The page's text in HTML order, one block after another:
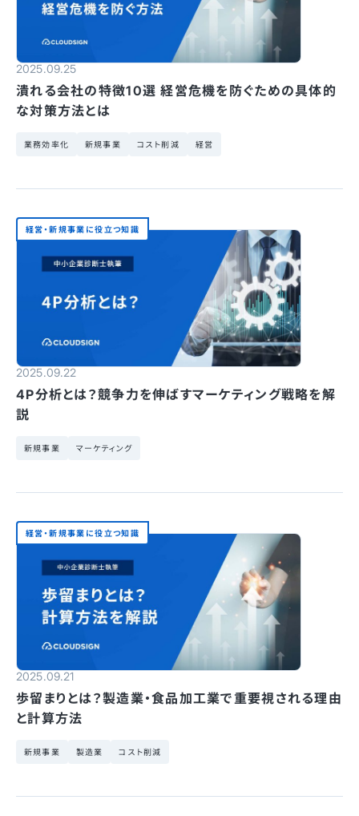
2025.09.25
潰れる会社の特徴10選 経営危機を防ぐための具体的
な対策方法とは
業務効率化 新規事業 コスト削減 経営
経営・新規事業に役立つ知識
2025.09.22
4P分析とは？競争力を伸ばすマーケティング戦略を解
説
新規事業 マーケティング
経営・新規事業に役立つ知識
2025.09.21
歩留まりとは？製造業・食品加工業で重要視される理由
と計算方法
新規事業 製造業 コスト削減